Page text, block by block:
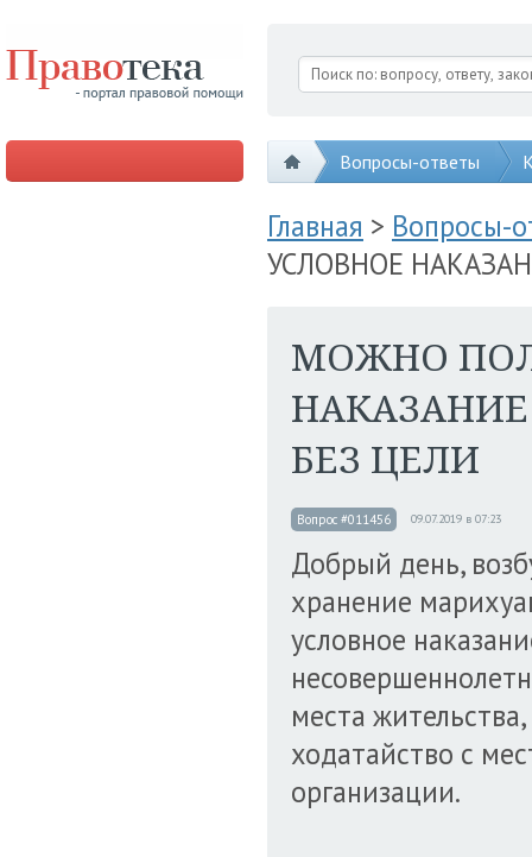
Вопросы-ответы
Главная > Вопросы-
УСЛОВНОЕ
МОЖНО
БЕЗ ЦЕЛИ
Вопрос #011456 09.07.2019 в 07:23
Добрый день,
хранение
условное
места
ходатайство с
организации.